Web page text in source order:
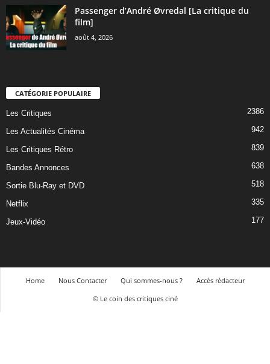
Passenger d’André Øvredal [La critique du
film]
août 4, 2026
CATÉGORIE POPULAIRE
Les Critiques 2386
Les Actualités Cinéma 942
Les Critiques Rétro 839
Bandes Annonces 638
Sortie Blu-Ray et DVD 518
Netflix 335
Jeux-Vidéo 177
Home Nous Contacter Qui sommes-nous ?
Accès rédacteur
© Le coin des critiques ciné